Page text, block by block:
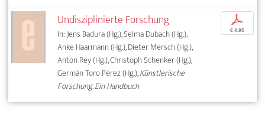
Undisziplinierte Forschung
In: Jens Badura (Hg.), Selma Dubach (Hg.),
Anke Haarmann (Hg.), Dieter Mersch (Hg.),
Anton Rey (Hg.), Christoph Schenker (Hg.),
Germán Toro Pérez (Hg.),Künstlerische
Forschung. Ein Handbuch
p
€ 4,95